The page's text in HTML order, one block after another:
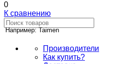
0
К сравнению
Например: Taimen
Производители
Как купить?